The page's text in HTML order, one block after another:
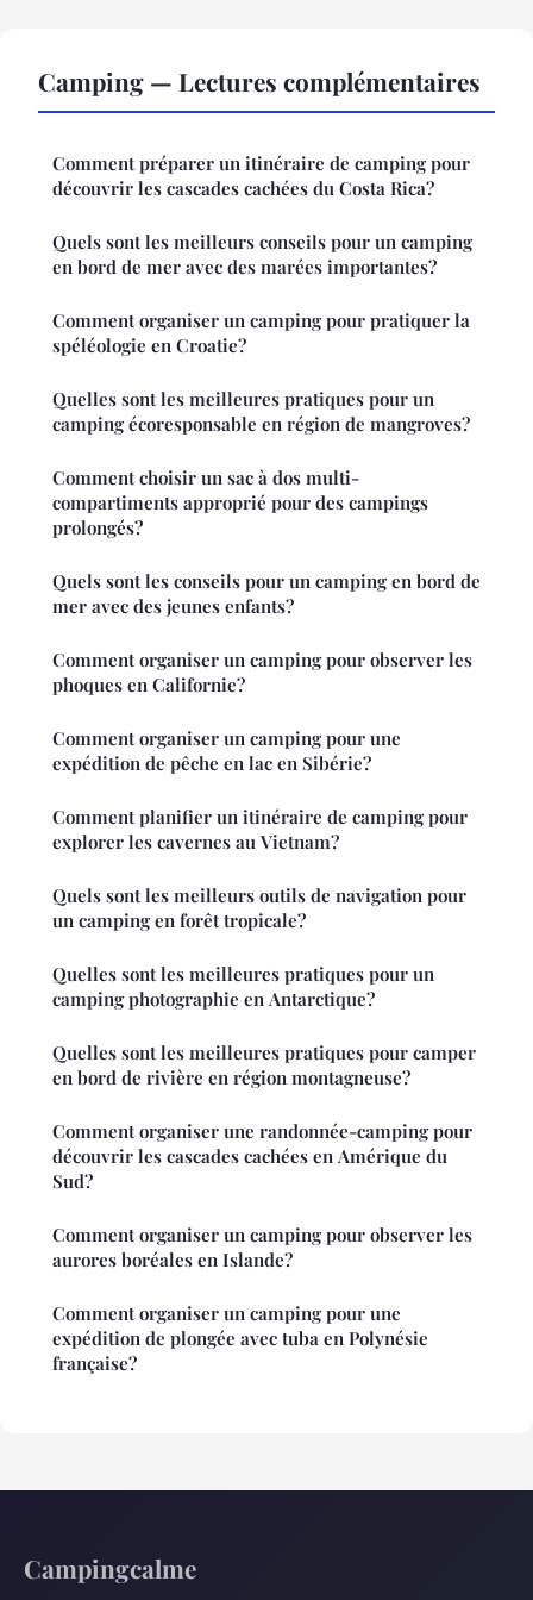
Camping — Lectures complémentaires
Comment préparer un itinéraire de camping pour
découvrir les cascades cachées du Costa Rica?
Quels sont les meilleurs conseils pour un camping
en bord de mer avec des marées importantes?
Comment organiser un camping pour pratiquer la
spéléologie en Croatie?
Quelles sont les meilleures pratiques pour un
camping écoresponsable en région de mangroves?
Comment choisir un sac à dos multi-
compartiments approprié pour des campings
prolongés?
Quels sont les conseils pour un camping en bord de
mer avec des jeunes enfants?
Comment organiser un camping pour observer les
phoques en Californie?
Comment organiser un camping pour une
expédition de pêche en lac en Sibérie?
Comment planifier un itinéraire de camping pour
explorer les cavernes au Vietnam?
Quels sont les meilleurs outils de navigation pour
un camping en forêt tropicale?
Quelles sont les meilleures pratiques pour un
camping photographie en Antarctique?
Quelles sont les meilleures pratiques pour camper
en bord de rivière en région montagneuse?
Comment organiser une randonnée-camping pour
découvrir les cascades cachées en Amérique du
Sud?
Comment organiser un camping pour observer les
aurores boréales en Islande?
Comment organiser un camping pour une
expédition de plongée avec tuba en Polynésie
française?
Campingcalme